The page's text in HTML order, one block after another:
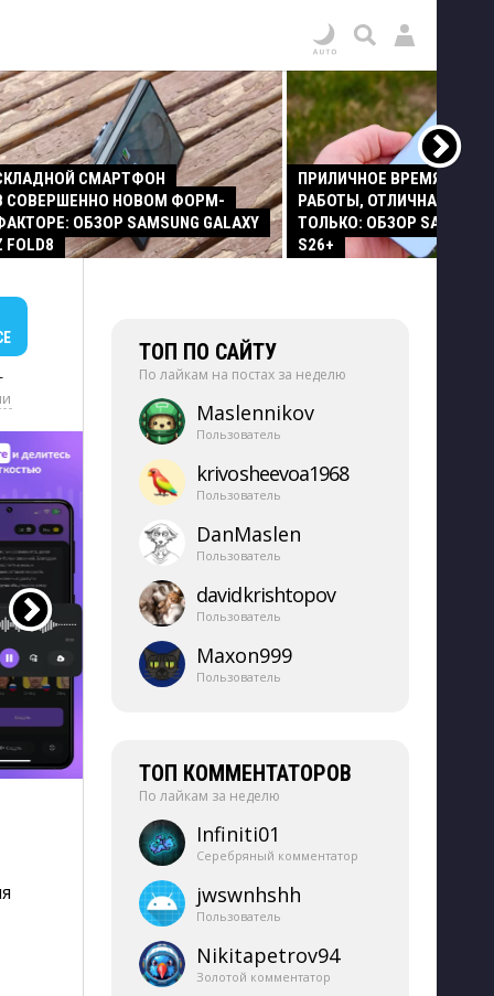
СМАРТФОН
СОВЕРШЕННО НОВОМ ФОРМ-
ОБЗОР SAMSUNG GALAXY
FOLD8
ПРИЛИЧНОЕ ВРЕМЯ
РАБОТЫ, ОТЛИЧНАЯ
ТОЛЬКО: ОБЗОР SAMSUNG
S26+
ТОП ПО САЙТУ
По лайкам на постах за неделю
Maslennikov
Пользователь
krivosheevoa1968
Пользователь
DanMaslen
Пользователь
davidkrishtopov
Пользователь
Maxon999
Пользователь
ТОП КОММЕНТАТОРОВ
По лайкам за неделю
Infiniti01
Серебряный комментатор
jwswnhshh
Пользователь
Nikitapetrov94
Золотой комментатор